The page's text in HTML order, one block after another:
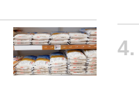
4.